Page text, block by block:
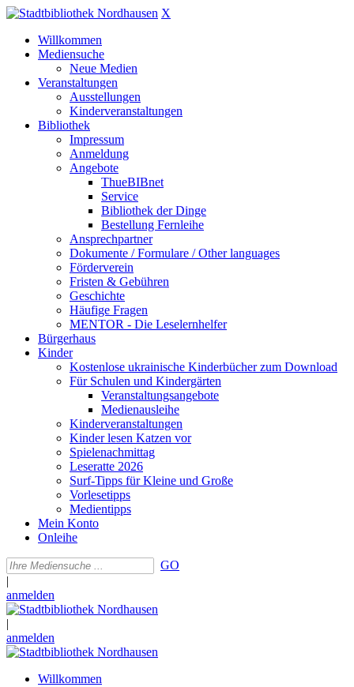
X
Willkommen
Mediensuche
Neue Medien
Veranstaltungen
Ausstellungen
Kinderveranstaltungen
Bibliothek
Impressum
Anmeldung
Angebote
ThueBIBnet
Service
Bibliothek der Dinge
Bestellung Fernleihe
Ansprechpartner
Dokumente / Formulare / Other languages
Förderverein
Fristen & Gebühren
Geschichte
Häufige Fragen
MENTOR - Die Leselernhelfer
Bürgerhaus
Kinder
Kostenlose ukrainische Kinderbücher zum Download
Für Schulen und Kindergärten
Veranstaltungsangebote
Medienausleihe
Kinderveranstaltungen
Kinder lesen Katzen vor
Spielenachmittag
Leseratte 2026
Surf-Tipps für Kleine und Große
Vorlesetipps
Medientipps
Mein Konto
Onleihe
GO
|
anmelden
|
anmelden
Willkommen